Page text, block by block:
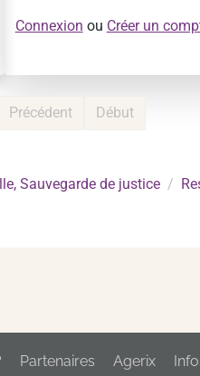
Connexion ou Créer un
Début
Précédent
Sauvegarde de justice
Partenaires Agerix